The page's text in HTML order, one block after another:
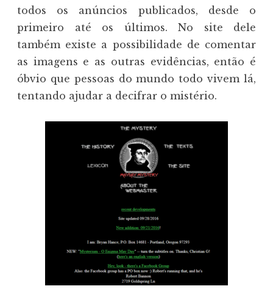
todos os anúncios publicados, desde o
primeiro até os últimos. No site dele
também existe a possibilidade de comentar
as imagens e as outras evidências, então é
óbvio que pessoas do mundo todo vivem lá,
tentando ajudar a decifrar o mistério.